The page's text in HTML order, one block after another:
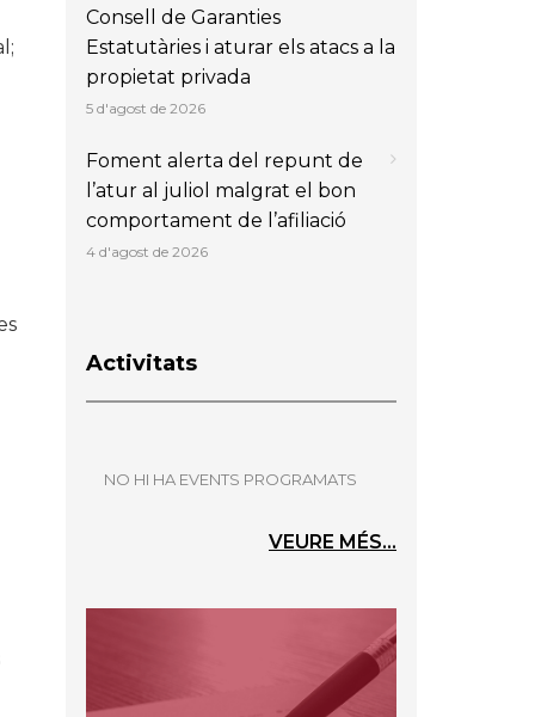
Consell de Garanties
Estatutàries i aturar els atacs a la
propietat privada
5 d'agost de 2026
Foment alerta del repunt de
l’atur al juliol malgrat el bon
comportament de l’afiliació
4 d'agost de 2026
Activitats
NO HI HA EVENTS PROGRAMATS
VEURE MÉS...